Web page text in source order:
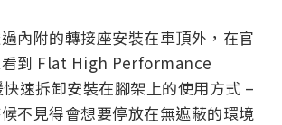
內附的轉接座安裝在車頂外，在官
看到 Flat High Performance
速拆卸安裝在腳架上的使用方式 –
不見得會想要停放在無遮蔽的環境